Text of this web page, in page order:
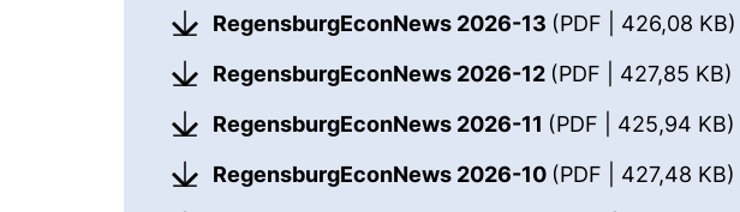
RegensburgEconNews 2026-13 (PDF | 426,08 KB)
RegensburgEconNews 2026-12 (PDF | 427,85 KB)
RegensburgEconNews 2026-11 (PDF | 425,94 KB)
RegensburgEconNews 2026-10 (PDF | 427,48 KB)